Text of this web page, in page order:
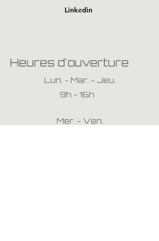
Linkedin
Heures d'ouverture
Lun. - Mar. - Jeu.
9h - 16h
Mer. - Ven.